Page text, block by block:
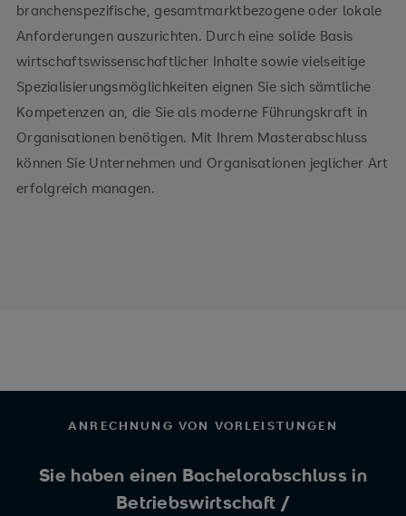
Master-Studiengang "Management"
Wahlmodule
branchenspezifische, gesamtmarktbezogene oder lokale
Anforderungen auszurichten. Durch eine solide Basis
wirtschaftswissenschaftlicher Inhalte sowie vielseitige
Spezialisierungsmöglichkeiten eignen Sie sich sämtliche
Kompetenzen an, die Sie als moderne Führungskraft in
Organisationen benötigen. Mit Ihrem Masterabschluss
können Sie Unternehmen und Organisationen jeglicher Art
erfolgreich managen.
ANRECHNUNG VON VORLEISTUNGEN
Sie haben einen Bachelorabschluss in
Betriebswirtschaft /